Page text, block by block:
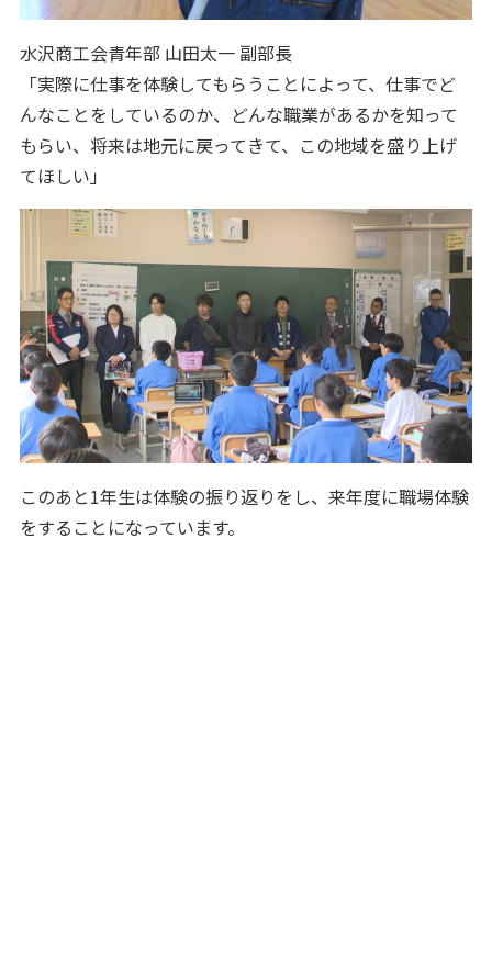
水沢商工会青年部 山田太一 副部長
「実際に仕事を体験してもらうことによって、仕事でど
んなことをしているのか、どんな職業があるかを知って
もらい、将来は地元に戻ってきて、この地域を盛り上げ
てほしい」
このあと1年生は体験の振り返りをし、来年度に職場体験
をすることになっています。